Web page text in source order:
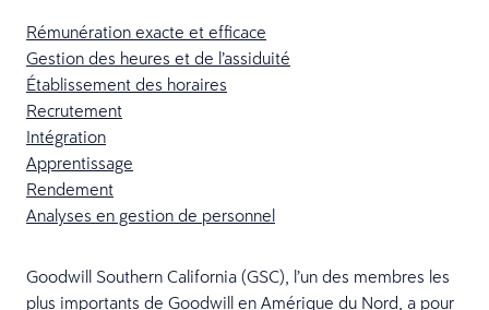
Rémunération exacte et efficace
Gestion des heures et de l’assiduité
Établissement des horaires
Recrutement
Intégration
Apprentissage
Rendement
Analyses en gestion de personnel
Goodwill Southern California (GSC), l’un des membres les
plus importants de Goodwill en Amérique du Nord, a pour